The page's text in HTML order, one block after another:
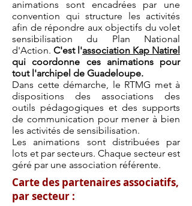
animations sont encadrées par une
convention qui structure les activités
afin de répondre aux objectifs du volet
sensibilisation du Plan National
d'Action. C'est l'association Kap Natirel
qui coordonne ces animations pour
tout l'archipel de Guadeloupe.
Dans cette démarche, le RTMG met à
dispositions des associations des
outils pédagogiques et des supports
de communication pour mener à bien
les activités de sensibilisation.
Les animations sont distribuées par
lots et par secteurs. Chaque secteur est
géré par une association référente.
Carte des partenaires associatifs,
par secteur :